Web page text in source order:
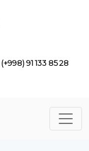
(+998) 91 133 85 28